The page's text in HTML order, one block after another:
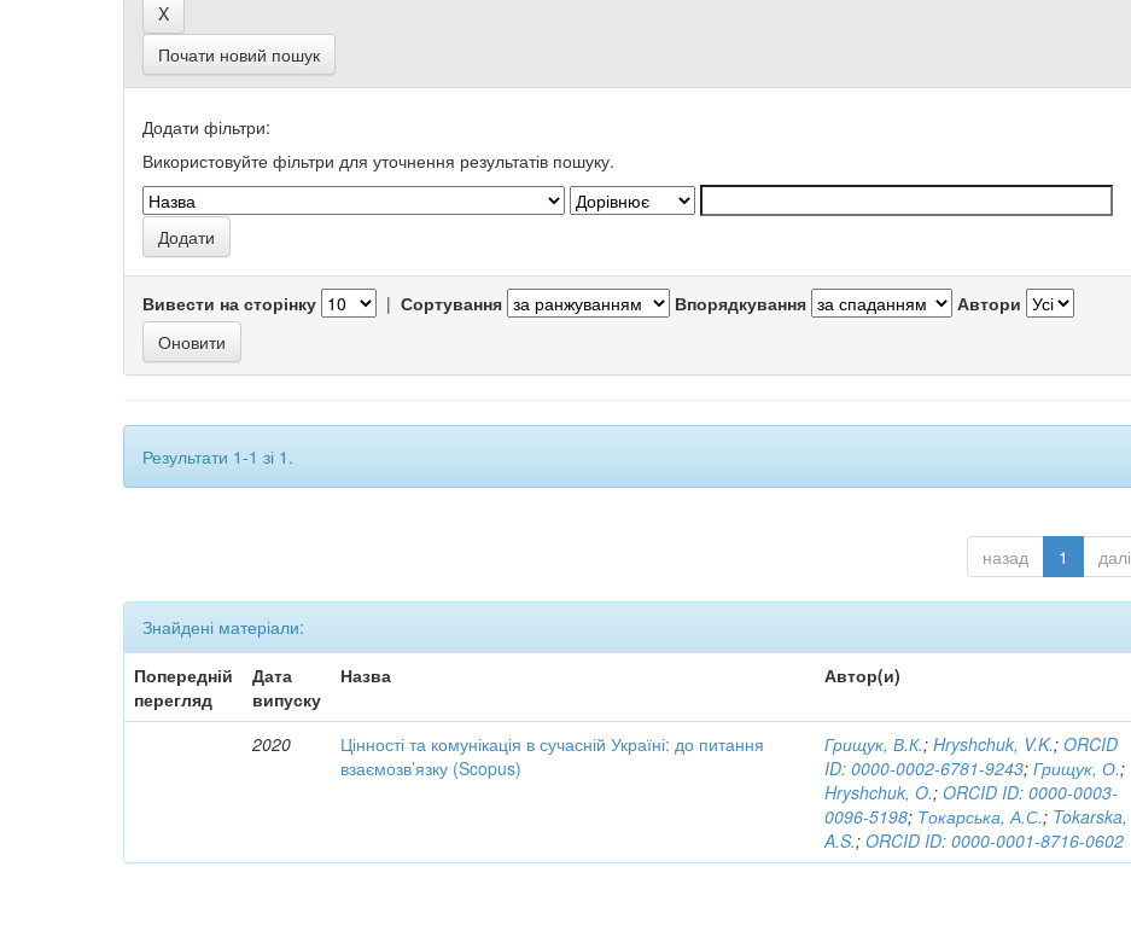
Почати новий пошук
Додати фільтри:
Використовуйте фільтри для уточнення результатів пошуку.
Вивести на сторінку | Сортування Впорядкування Автори
Результати 1-1 зі 1.
назад 1 далі
Знайдені матеріали:
Попередній
перегляд
Дата
випуску
Назва Автор(и)
2020
Цінності та комунікація в сучасній Україні: до питання
взаємозв’язку (Scopus)
Грищук, В.К.;Hryshchuk, V.K.;ORCID
ID: 0000-0002-6781-9243;Грищук, О.;
Hryshchuk, O.;ORCID ID: 0000-0003-
0096-5198; Токарська, А.С.; Tokarska,
A.S.;ORCID ID: 0000-0001-8716-0602